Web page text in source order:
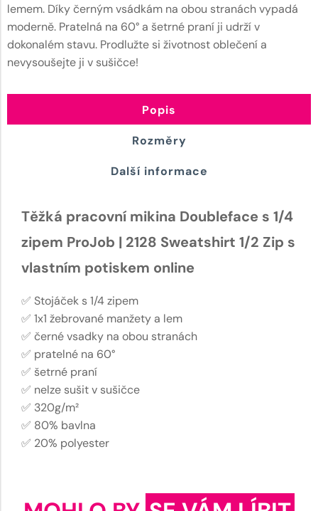
lemem. Díky černým vsádkám na obou stranách vypadá
moderně. Pratelná na 60° a šetrné praní ji udrží v
dokonalém stavu. Prodlužte si životnost oblečení a
nevysoušejte ji v sušičce!
Popis
Rozměry
Další informace
Těžká pracovní mikina Doubleface s 1/4
zipem ProJob | 2128 Sweatshirt 1/2 Zip s
vlastním potiskem online
✅ Stojáček s 1/4 zipem
✅ 1x1 žebrované manžety a lem
✅ černé vsadky na obou stranách
✅ pratelné na 60°
✅ šetrné praní
✅ nelze sušit v sušičce
✅ 320g/m²
✅ 80% bavlna
✅ 20% polyester